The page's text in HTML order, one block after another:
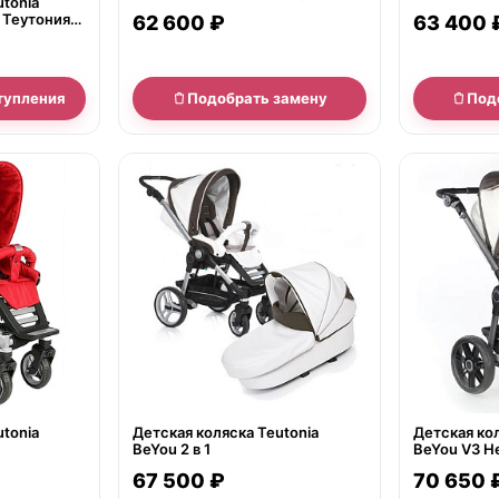
62 600 ₽
Подобрать замену
63 400
нет в продаже
Детская коляска Teutonia
BeYou 2 в 1
67 500 ₽
нет в
Детская
BeYou V3
70 650